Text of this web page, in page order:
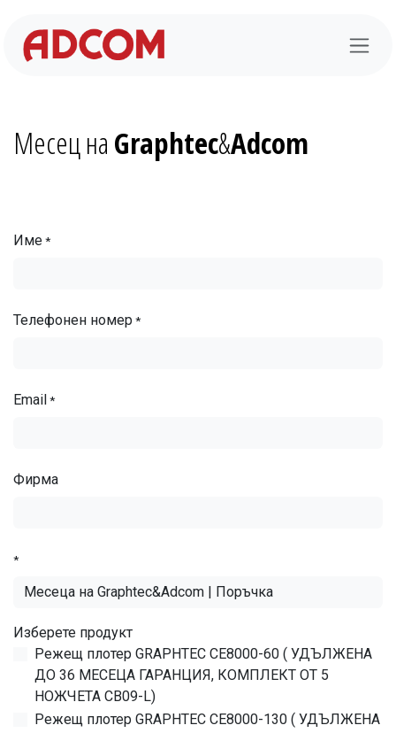
Месец на Graphtec&Adcom
Име*
Телефонен номер *
Email*
Фирма
*
Изберете продукт
Режещ плотер GRAPHTEC CE8000-60 ( УДЪЛЖЕНА
ДО 36 МЕСЕЦА ГАРАНЦИЯ, КОМПЛЕКТ ОТ 5
НОЖЧЕТА CB09-L)
Режещ плотер GRAPHTEC CE8000-130 ( УДЪЛЖЕНА